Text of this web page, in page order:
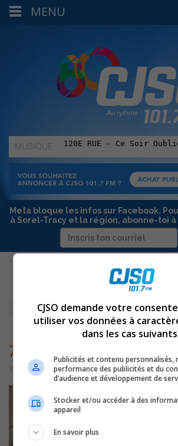
MUSIQUE
:
Meta bloque les infos sur Facebook.
à Sorel-Tracy et la région, abonne-toi
CAPSULE DU 22 MARS
7598
7 juillet 2016 | Par admin
MENU
CJSO demande votre
utiliser vos données à
dans les cas
Publicités et contenu personnalisés,
performance des publicités et du
d’audience et développement de
Stocker et/ou accéder à des
appareil
En savoir plus